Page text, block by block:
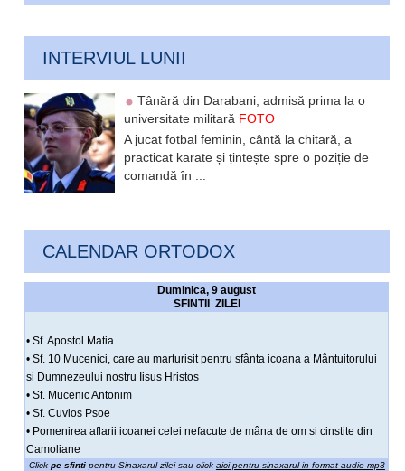
INTERVIUL LUNII
Tânără din Darabani, admisă prima la o
universitate militară FOTO
A jucat fotbal feminin, cântă la chitară, a
practicat karate și țintește spre o poziție de
comandă în ...
CALENDAR ORTODOX
Duminica, 9 august
SFINTII ZILEI
• Sf. Apostol Matia
• Sf. 10 Mucenici, care au marturisit pentru sfânta icoana a Mântuitorului
si Dumnezeului nostru Iisus Hristos
• Sf. Mucenic Antonim
• Sf. Cuvios Psoe
• Pomenirea aflarii icoanei celei nefacute de mâna de om si cinstite din
Camoliane
Click pe sfintipentru Sinaxarul zilei sau click aici pentru sinaxarul in format audio mp3